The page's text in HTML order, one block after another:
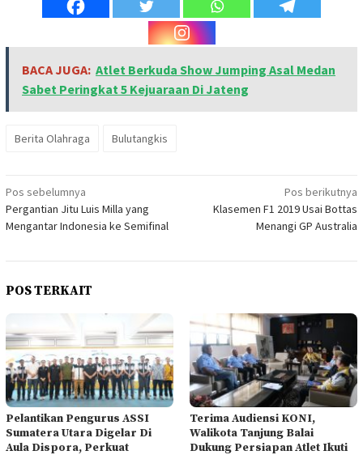
BACA JUGA: Atlet Berkuda Show Jumping Asal Medan
Sabet Peringkat 5 Kejuaraan Di Jateng
Berita Olahraga Bulutangkis
Navigasi
pos
Pos sebelumnya
Pergantian Jitu Luis Milla yang
Mengantar Indonesia ke Semifinal
Pos berikutnya
Klasemen F1 2019 Usai Bottas
Menangi GP Australia
POS TERKAIT
Pelantikan Pengurus ASSI
Sumatera Utara Digelar Di
Aula Dispora, Perkuat
Terima Audiensi KONI,
Walikota Tanjung Balai
Dukung Persiapan Atlet Ikuti